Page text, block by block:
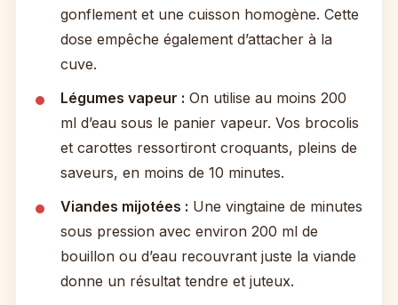
gonflement et une cuisson homogène. Cette
dose empêche également d’attacher à la
cuve.
Légumes vapeur : On utilise au moins 200
ml d’eau sous le panier vapeur. Vos brocolis
et carottes ressortiront croquants, pleins de
saveurs, en moins de 10 minutes.
Viandes mijotées : Une vingtaine de minutes
sous pression avec environ 200 ml de
bouillon ou d’eau recouvrant juste la viande
donne un résultat tendre et juteux.